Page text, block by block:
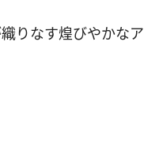
りなす煌びやかなア